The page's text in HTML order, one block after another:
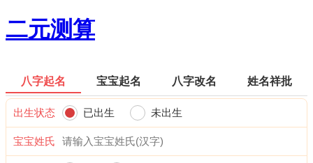
二元测算
八字起名 宝宝起名 八字改名 姓名祥批
出生状态 已出生 未出生
宝宝姓氏